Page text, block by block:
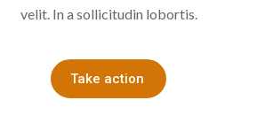
velit. In a sollicitudin lobortis.
Take action